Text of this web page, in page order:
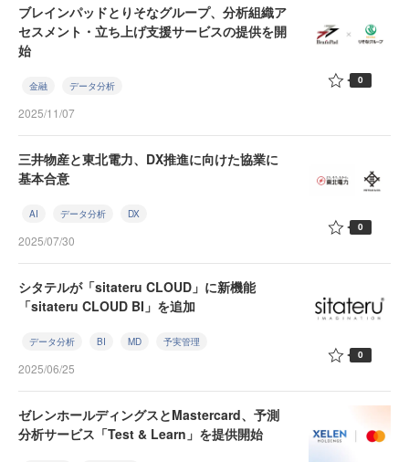
ブレインパッドとりそなグループ、分析組織ア
セスメント・立ち上げ支援サービスの提供を開
始
金融 データ分析
2025/11/07
0
三井物産と東北電力、DX推進に向けた協業に
基本合意
AI データ分析 DX
2025/07/30
0
シタテルが「sitateru CLOUD」に新機能
「sitateru CLOUD BI」を追加
データ分析 BI MD 予実管理
2025/06/25
0
ゼレンホールディングスとMastercard、予測
分析サービス「Test & Learn」を提供開始